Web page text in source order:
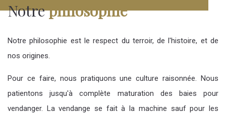
Notrephilosophie
Notre philosophie est le respect du terroir, de l'histoire, et de
nos origines.
Pour ce faire, nous pratiquons une culture raisonnée. Nous
patientons jusqu'à complète maturation des baies pour
vendanger. La vendange se fait à la machine sauf pour les